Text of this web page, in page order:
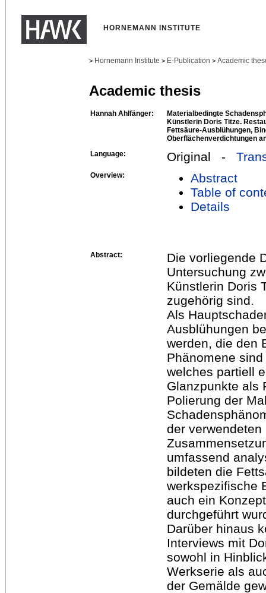
HORNEMANN INSTITUTE
> Hornemann Institute > E-Publication > Academic
Academic thesis
Hannah Ahlfänger:
Materialbedingte
Künstlerin Doris Titze.
Fettsäure-Ausblühungen,
Oberflächenverdichtungen
Language:
Original -
Overview:
Abstract
Table of
Details
Abstract:
Die vorliegende
Untersuchung
Künstlerin Doris
zugehörig sind.
Als
Ausblühungen
werden, die den
Phänomene
welches partiell
Glanzpunkte als
Polierung der
der
umfassend
bildeten die
werkspezifische
auch ein
durchgeführt
Darüber hinaus
Interviews mit
sowohl in
Werkserie als
der Gemälde